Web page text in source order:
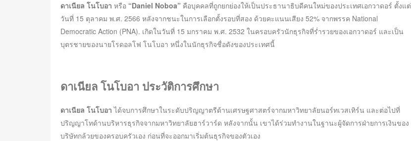
ดาเนียล โนโบอา หรือ “Daniel Noboa” คือบุคคลที่ถูกยกย่องให้เป็นประธานาธิบดีคนใหม่ของประเทศเอกวาดอร์ ตั้งแต่
วันที่ 15 ตุลาคม พ.ศ. 2566 หลังจากชนะในการเลือกตั้งรอบที่สอง ด้วยคะแนนเสียง 52% จากพรรค National
Democratic Action (PNA). เกิดในวันที่ 15 มกราคม พ.ศ. 2532 ในครอบครัวนักธุรกิจที่ร่ำรวยของเอกวาดอร์ และเป็น
บุตรชายของนายโรดอลโฟ โนโบอา หนึ่งในนักธุรกิจชื่อดังของประเทศนี้
ดาเนียล โนโบอา ประวัติการศึกษา
ดาเนียล โนโบอา ได้จบการศึกษาในระดับปริญญาตรีด้านเศรษฐศาสตร์จากมหาวิทยาลัยนอร์ทเวสเทิร์น และต่อไปที่
ปริญญาโทด้านบริหารธุรกิจจากมหาวิทยาลัยฮาร์วาร์ด หลังจากนั้น เขาได้ร่วมทำงานในฐานะผู้จัดการฝ่ายการเงินของ
บริษัทกล้วยของครอบครัวเอง ก่อนที่จะออกมาเริ่มต้นธุรกิจของตัวเอง